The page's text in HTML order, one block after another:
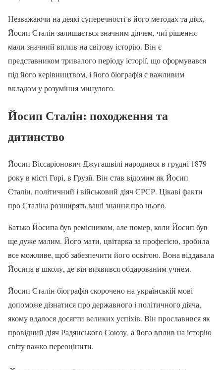
Незважаючи на деякі суперечності в його методах та діях,
Йосип Сталін залишається значним діячем, чиї рішення
мали значний вплив на світову історію. Він є
представником тривалого періоду історії, що сформувався
під його керівництвом, і його біографія є важливим
вкладом у розуміння минулого.
Йосип Сталін: походження та
дитинство
Йосип Віссаріонович Джугашвілі народився в грудні 1879
року в місті Горі, в Грузії. Він став відомим як Йосип
Сталін, політичний і військовий діяч СРСР. Цікаві факти
про Сталіна розширять ваші знання про нього.
Батько Йосипа був ремісником, але помер, коли Йосип був
ще дуже малим. Його мати, цвітарка за професією, зробила
все можливе, щоб забезпечити його освітою. Вона віддавала
Йосипа в школу, де він виявився обдарованим учнем.
Йосип Сталін біографія скорочено на українській мові
допоможе дізнатися про державного і політичного діяча,
якому вдалося досягти великих успіхів. Він прославився як
провідний діяч Радянського Союзу, а його вплив на історію
світу важко переоцінити.